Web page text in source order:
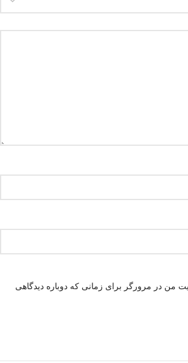
من در مرورگر برای زمانی که دوباره دیدگاهی